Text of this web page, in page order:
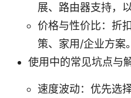
展、路由器支持，
价格与性价比：折
策、家用/企业方案。
使用中的常见坑点与
速度波动：优先选